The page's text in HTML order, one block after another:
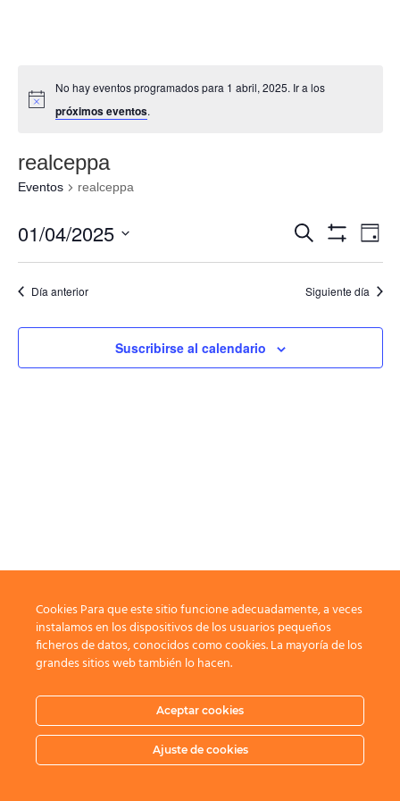
No hay eventos programados para 1 abril, 2025. Ir a los
próximos eventos.
realceppa
Eventos realceppa
vistas
Eventos
Buscar
Filtros
de
de
Día
01/04/2025
Día anterior Siguiente día
Suscribirse al calendario
Cookies Para que este sitio funcione adecuadamente, a veces
instalamos en los dispositivos de los usuarios pequeños
ficheros de datos, conocidos como cookies. La mayoría de los
grandes sitios web también lo hacen.
Aceptar cookies
Ajuste de cookies